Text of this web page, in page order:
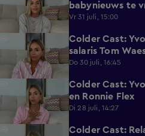
babynieuws te
Vr 31 juli, 15:00
Colder Cast:
salaris Tom
Do 30 juli, 16:45
Colder Cast:
en Ronnie Flex
Di 28 juli, 14:27
Colder Cast: